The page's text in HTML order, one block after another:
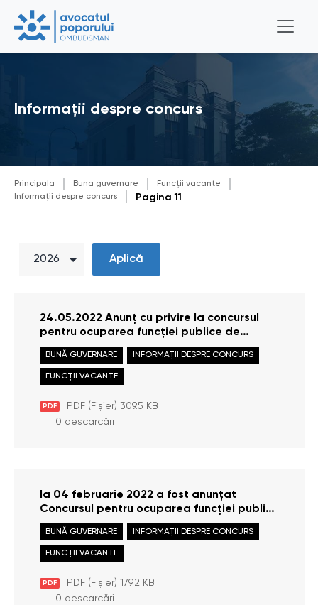
Informații despre concurs
Principala Buna guvernare
Funcții vacante
Informații despre concurs
Pagina 11
Aplică
24.05.2022 Anunț cu privire la concursul
pentru ocuparea funcției publice de
execuție de Consultant superior,
Reprezentanța Bălți
PDF PDF (Fișier) 309.5 KB
BUNĂ GUVERNARE INFORMAȚII DESPRE CONCURS
FUNCȚII VACANTE
0 descarcări
la 04 februarie 2022 a fost anunțat
Concursul pentru ocuparea funcției publice
de execuție Consultant superior în Secția
financiar-administrativă
PDF PDF (Fișier) 179.2 KB
BUNĂ GUVERNARE INFORMAȚII DESPRE CONCURS
FUNCȚII VACANTE
0 descarcări